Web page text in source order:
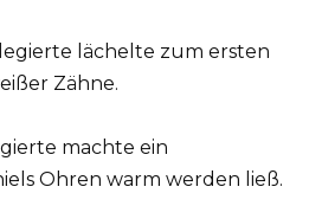
lächelte zum ersten
Zähne.
machte ein
Ohren warm werden ließ.